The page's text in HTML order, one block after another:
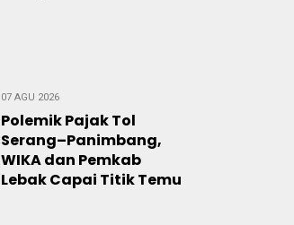
07 AGU 2026
Polemik Pajak Tol
Serang–Panimbang,
WIKA dan Pemkab
Lebak Capai Titik Temu